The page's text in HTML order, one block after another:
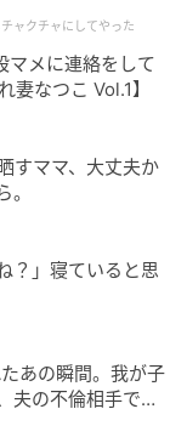
ャクチャにしてやった
マメに連絡をして
妻なつこ Vol.1】
すママ、大丈夫か
？」寝ていると思
あの瞬間。我が子
夫の不倫相手でし